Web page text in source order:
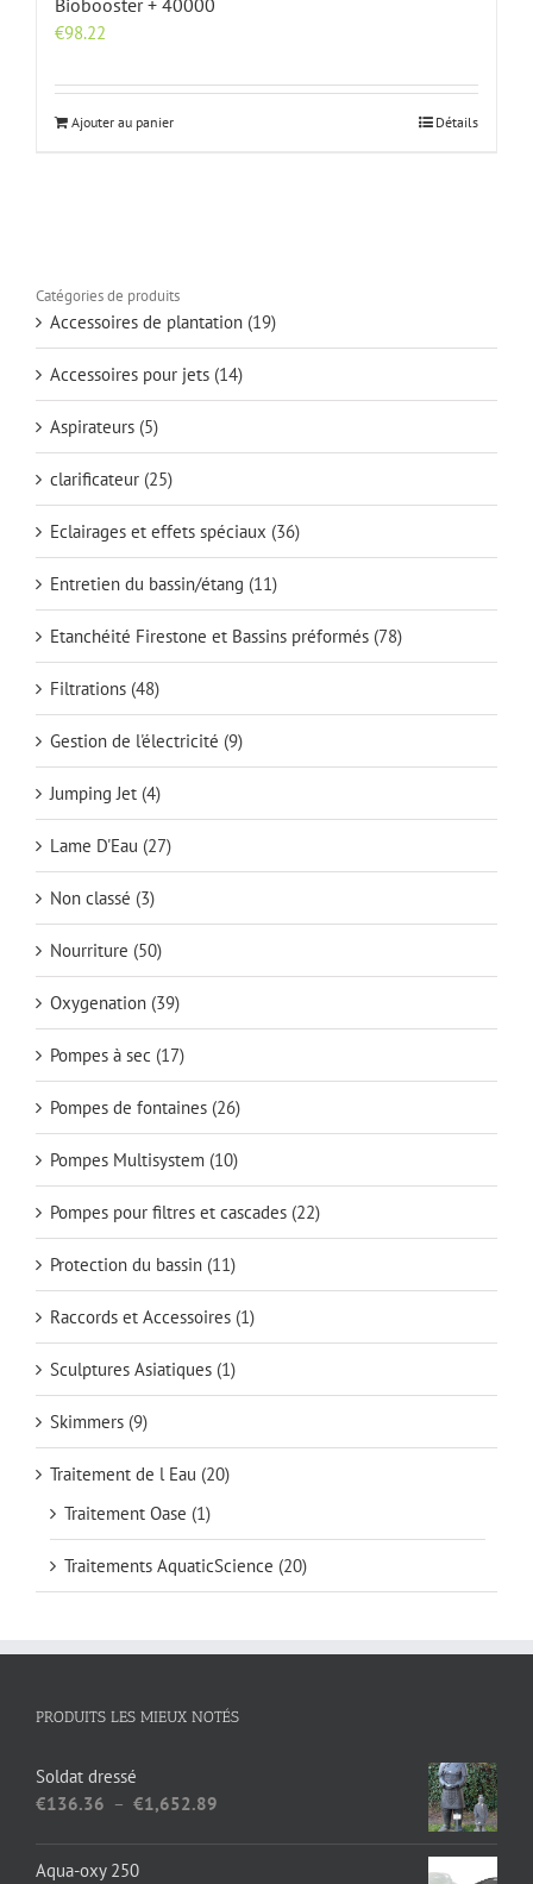
€98.22
Ajouter au panier Détails
Catégories de produits
Accessoires de plantation (19)
Accessoires pour jets (14)
Aspirateurs (5)
clarificateur (25)
Eclairages et effets spéciaux (36)
Entretien du bassin/étang (11)
Etanchéité Firestone et Bassins préformés (78)
Filtrations (48)
Gestion de l'électricité (9)
Jumping Jet (4)
Lame D'Eau (27)
Non classé (3)
Nourriture (50)
Oxygenation (39)
Pompes à sec (17)
Pompes de fontaines (26)
Pompes Multisystem (10)
Pompes pour filtres et cascades (22)
Protection du bassin (11)
Raccords et Accessoires (1)
Sculptures Asiatiques (1)
Skimmers (9)
Traitement de l Eau (20)
Traitement Oase (1)
Traitements AquaticScience (20)
PRODUITS LES MIEUX NOTÉS
Soldat dressé
€136.36 – €1,652.89
Aqua-oxy 250